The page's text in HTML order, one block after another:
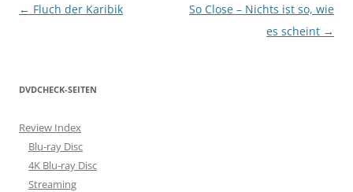
Beitragsnavigation
← Fluch der Karibik
So Close – Nichts ist so, wie
es scheint →
DVDCHECK-SEITEN
Review Index
Blu-ray Disc
4K Blu-ray Disc
Streaming